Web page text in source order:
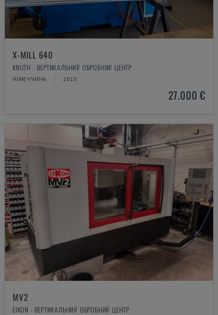
X-MILL 640
KNUTH - ВЕРТИКАЛЬНИЙ ОБРОБНИЙ ЦЕНТР
НІМЕЧЧИНА 2015
27.000 €
MV2
EIKON - ВЕРТИКАЛЬНИЙ ОБРОБНИЙ ЦЕНТР